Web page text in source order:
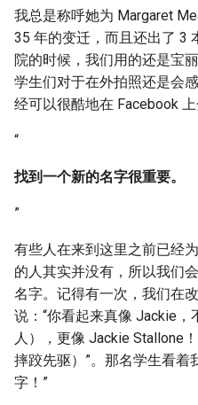
我总是称呼她为 Margaret
35 年的变迁，而且还出了 3
院的时候，我们用的还是宝
学生们对于在外拍照还是会
经可以很酷地在 Facebook 上
“
找到一个新的名字很重要。
”
有些人在来到这里之前已经
的人其实并没有，所以我们
名字。记得有一次，我们在
说：“你看起来真像 Jackie
人），更像 Jackie Stallone
摔跤先驱）”。那名学生看着
字！”